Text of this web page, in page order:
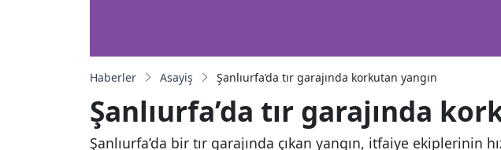
Haberler Asayiş Şanlıurfa’da tır garajında korkutan yangın
Şanlıurfa’da tır garajında
Şanlıurfa’da bir tır garajında çıkan yangın, itfaiye ekiplerinin